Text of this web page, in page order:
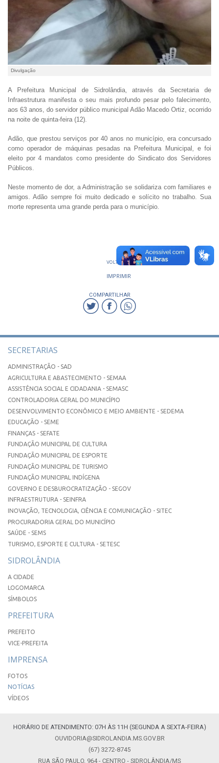
Divulgação
A Prefeitura Municipal de Sidrolândia, através da Secretaria de
Infraestrutura manifesta o seu mais profundo pesar pelo falecimento,
aos 63 anos, do servidor público municipal Adão Macedo Ortiz, ocorrido
na noite de quinta-feira (12).
Adão, que prestou serviços por 40 anos no município, era concursado
como operador de máquinas pesadas na Prefeitura Municipal, e foi
eleito por 4 mandatos como presidente do Sindicato dos Servidores
Públicos.
Neste momento de dor, a Administração se solidariza com familiares e
amigos. Adão sempre foi muito dedicado e solícito no trabalho. Sua
morte representa uma grande perda para o município.
VOLTAR
IMPRIMIR
COMPARTILHAR
SECRETARIAS
ADMINISTRAÇÃO - SAD
AGRICULTURA E ABASTECIMENTO - SEMAA
ASSISTÊNCIA SOCIAL E CIDADANIA - SEMASC
CONTROLADORIA GERAL DO MUNICÍPIO
DESENVOLVIMENTO ECONÔMICO E MEIO AMBIENTE - SEDEMA
EDUCAÇÃO - SEME
FINANÇAS - SEFATE
FUNDAÇÃO MUNICIPAL DE CULTURA
FUNDAÇÃO MUNICIPAL DE ESPORTE
FUNDAÇÃO MUNICIPAL DE TURISMO
FUNDAÇÃO MUNICIPAL INDÍGENA
GOVERNO E DESBUROCRATIZAÇÃO - SEGOV
INFRAESTRUTURA - SEINFRA
INOVAÇÃO, TECNOLOGIA, CIÊNCIA E COMUNICAÇÃO - SITEC
PROCURADORIA GERAL DO MUNICÍPIO
SAÚDE - SEMS
TURISMO, ESPORTE E CULTURA - SETESC
SIDROLÂNDIA
A CIDADE
LOGOMARCA
SÍMBOLOS
PREFEITURA
PREFEITO
VICE-PREFEITA
IMPRENSA
FOTOS
NOTÍCIAS
VÍDEOS
HORÁRIO DE ATENDIMENTO: 07H ÀS 11H (SEGUNDA A SEXTA-FEIRA)
OUVIDORIA@SIDROLANDIA.MS.GOV.BR
(67) 3272-8745
RUA SÃO PAULO, 964 - CENTRO - SIDROLÂNDIA/MS